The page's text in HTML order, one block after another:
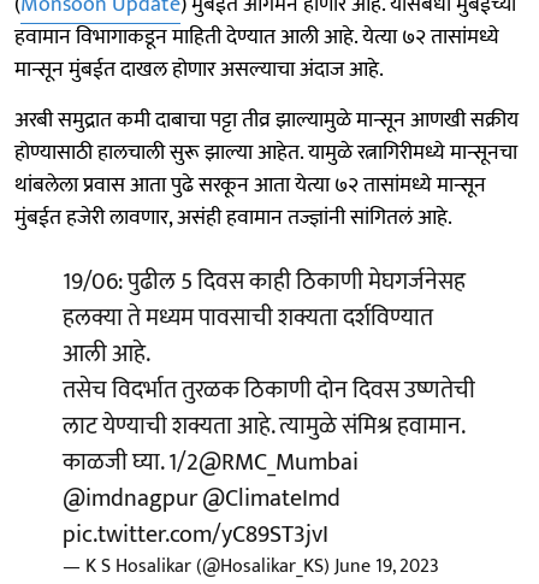
हवामान विभागाकडून माहिती देण्यात आली आहे. येत्या ७२ तासांमध्ये
मान्सून मुंबईत दाखल होणार असल्याचा अंदाज आहे.
अरबी समुद्रात कमी दाबाचा पट्टा तीव्र झाल्यामुळे मान्सून आणखी सक्रीय
होण्यासाठी हालचाली सुरू झाल्या आहेत. यामुळे रत्नागिरीमध्ये मान्सूनचा
थांबलेला प्रवास आता पुढे सरकून आता येत्या ७२ तासांमध्ये मान्सून
मुंबईत हजेरी लावणार, असंही हवामान तज्ज्ञांनी सांगितलं आहे.
19/06: पुढील 5 दिवस काही ठिकाणी मेघगर्जनेसह
हलक्या ते मध्यम पावसाची शक्यता दर्शविण्यात
आली आहे.
तसेच विदर्भात तुरळक ठिकाणी दोन दिवस उष्णतेची
लाट येण्याची शक्यता आहे. त्यामुळे संमिश्र हवामान.
काळजी घ्या. 1/2@RMC_Mumbai
@imdnagpur@ClimateImd
pic.twitter.com/yC89ST3jvI
— K S Hosalikar (@Hosalikar_KS)June 19, 2023